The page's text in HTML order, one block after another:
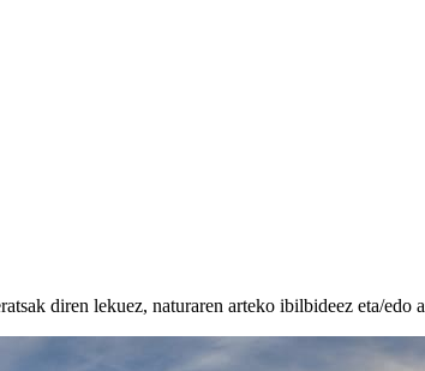
diren lekuez, naturaren arteko ibilbideez eta/edo